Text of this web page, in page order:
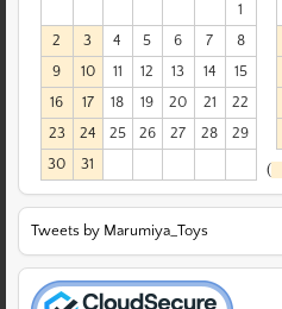
1
2
3 4 5 6 7
8
9
10 11 12 13 14
15
16
17 18 19 20 21
22
23
24 25 26 27 28
29
30
31 (
Tweets by Marumiya_Toys